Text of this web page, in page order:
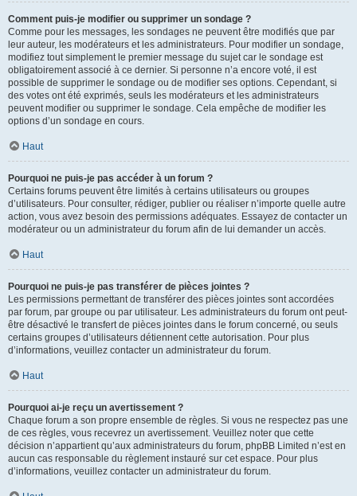
Comment puis-je modifier ou supprimer un sondage ?
Comme pour les messages, les sondages ne peuvent être modifiés que par
leur auteur, les modérateurs et les administrateurs. Pour modifier un sondage,
modifiez tout simplement le premier message du sujet car le sondage est
obligatoirement associé à ce dernier. Si personne n’a encore voté, il est
possible de supprimer le sondage ou de modifier ses options. Cependant, si
des votes ont été exprimés, seuls les modérateurs et les administrateurs
peuvent modifier ou supprimer le sondage. Cela empêche de modifier les
options d’un sondage en cours.
Haut
Pourquoi ne puis-je pas accéder à un forum ?
Certains forums peuvent être limités à certains utilisateurs ou groupes
d’utilisateurs. Pour consulter, rédiger, publier ou réaliser n’importe quelle autre
action, vous avez besoin des permissions adéquates. Essayez de contacter un
modérateur ou un administrateur du forum afin de lui demander un accès.
Haut
Pourquoi ne puis-je pas transférer de pièces jointes ?
Les permissions permettant de transférer des pièces jointes sont accordées
par forum, par groupe ou par utilisateur. Les administrateurs du forum ont peut-
être désactivé le transfert de pièces jointes dans le forum concerné, ou seuls
certains groupes d’utilisateurs détiennent cette autorisation. Pour plus
d’informations, veuillez contacter un administrateur du forum.
Haut
Pourquoi ai-je reçu un avertissement ?
Chaque forum a son propre ensemble de règles. Si vous ne respectez pas une
de ces règles, vous recevrez un avertissement. Veuillez noter que cette
décision n’appartient qu’aux administrateurs du forum, phpBB Limited n’est en
aucun cas responsable du règlement instauré sur cet espace. Pour plus
d’informations, veuillez contacter un administrateur du forum.